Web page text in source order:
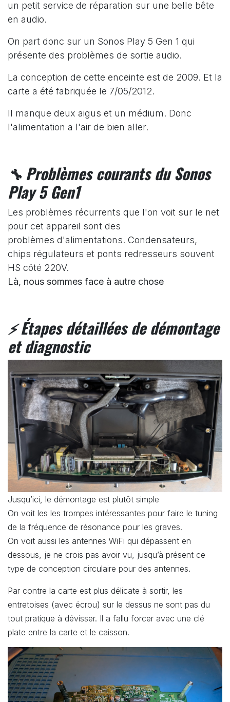
un petit service de réparation sur une belle bête
en audio.
On part donc sur un Sonos Play 5 Gen 1 qui
présente des problèmes de sortie audio.
La conception de cette enceinte est de 2009. Et la
carte a été fabriquée le 7/05/2012.
Il manque deux aigus et un médium. Donc
l'alimentation a l'air de bien aller.
🔧 Problèmes courantsdu Sonos
Play 5 Gen1
Les problèmes récurrents que l'on voit sur le net
pour cet appareil sont des
problèmes d'alimentations. Condensateurs,
chips régulateurs et ponts redresseurs souvent
HS côté 220V.
Là, nous sommes face à autre chose
⚡Étapes détailléesde démontage
et diagnostic
Jusqu’ici, le démontage est plutôt simple
On voit les les trompes intéressantes pour faire le tuning
de la fréquence de résonance pour les graves.
On voit aussi les antennes WiFi qui dépassent en
dessous, je ne crois pas avoir vu, jusqu’à présent ce
type de conception circulaire pour des antennes.
Par contre la carte est plus délicate à sortir, les
entretoises (avec écrou) sur le dessus ne sont pas du
tout pratique à dévisser. Il a fallu forcer avec une clé
plate entre la carte et le caisson.